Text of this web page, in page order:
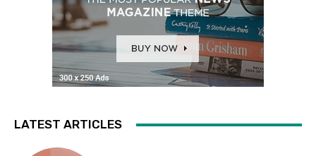
LATEST ARTICLES